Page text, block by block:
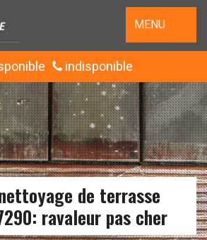
MENU
indisponible
de terrasse
ravaleur pas cher